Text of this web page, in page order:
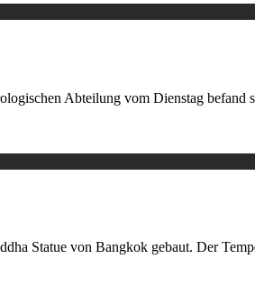
Abteilung vom Dienstag befand
Statue von Bangkok gebaut. Der